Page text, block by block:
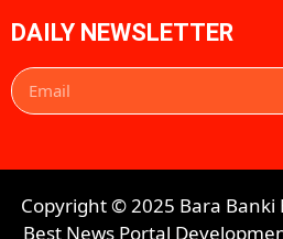
DAILY NEWSLETTER
Copyright © 2025 Bara Banki
Best News Portal